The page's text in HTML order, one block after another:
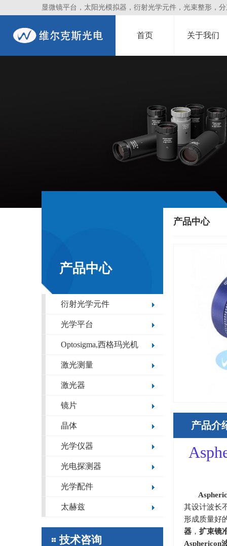
显微镜平台，太阳光模拟器，衍射光学元件，光束整形，
首页 关于我们
产品中心
衍射光学元件
光学平台
Optosigma,西格玛光机
激光测量
激光器
镜片
晶体
光学仪器
光电探测器
光学配件
太赫兹
技术咨询
产品中心
产品介
其设计波长
形成质量好
器 ， 扩束镜
Asphericon